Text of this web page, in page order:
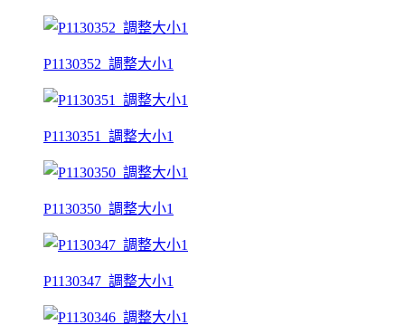
P1130352_調整大小1
P1130351_調整大小1
P1130350_調整大小1
P1130347_調整大小1